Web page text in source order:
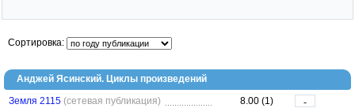
Сортировка:
Анджей Ясинский. Циклы произведений
Земля 2115 (сетевая публикация) 8.00 (1) -